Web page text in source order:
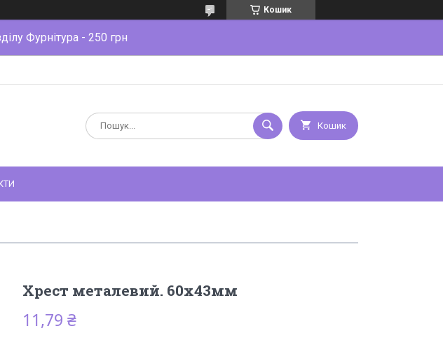
Кошик
Фурнітура - 250 грн
Кошик
Хрест металевий. 60х43мм
11,79 ₴